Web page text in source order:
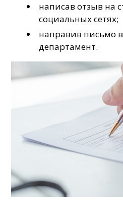
написав отзыв на
социальных сетях;
направив письмо
департамент.